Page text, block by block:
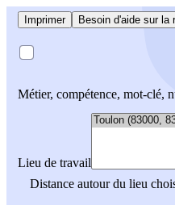
Imprimer Besoin d'aide sur la
Métier, compétence, mot-clé,
Lieu de travail
Distance autour du lieu